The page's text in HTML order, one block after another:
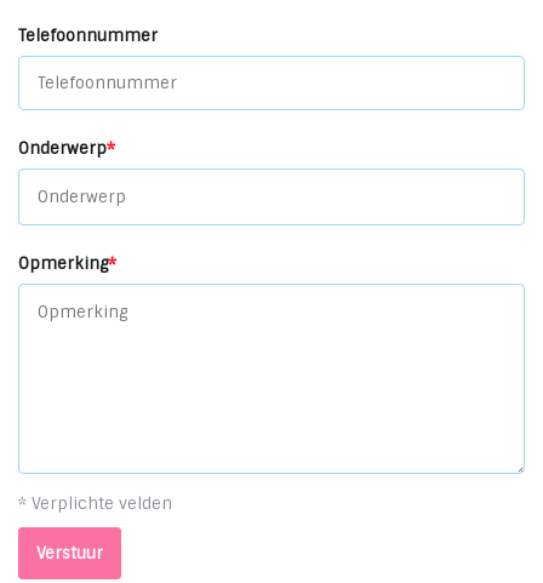
Telefoonnummer
Onderwerp*
Opmerking*
* Verplichte velden
Verstuur